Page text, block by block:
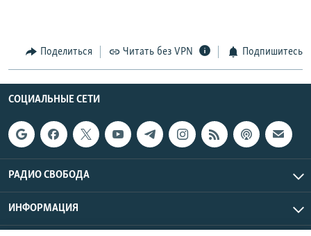
Поделиться Читать без VPN Подпишитесь
СОЦИАЛЬНЫЕ СЕТИ
РАДИО СВОБОДА
ИНФОРМАЦИЯ